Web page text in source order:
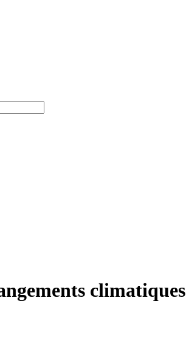
climatiques